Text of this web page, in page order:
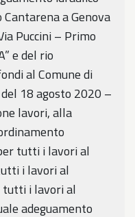
a Genova
Puccini – Primo
e del rio
al Comune di
18 agosto 2020 –
lavori, alla
tutti i lavori al
i lavori al
tutti i lavori al
adeguamento